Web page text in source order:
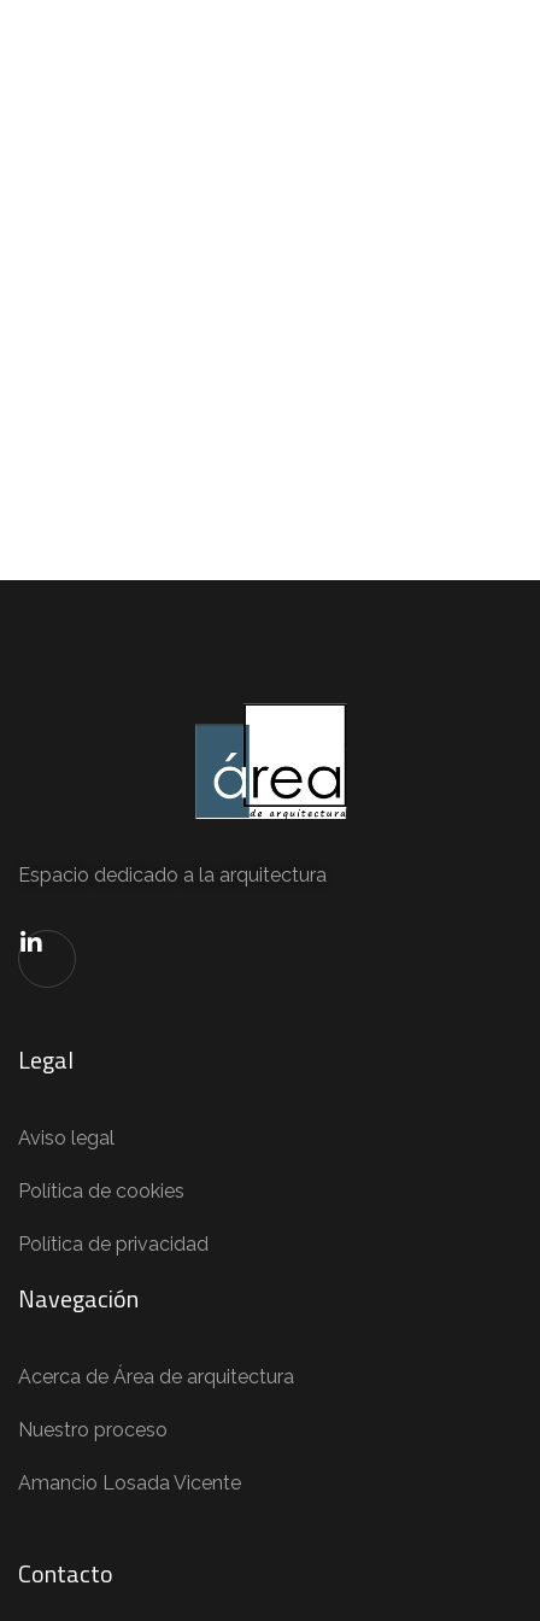
Espacio dedicado a la arquitectura
Legal
Aviso legal
Política de cookies
Política de privacidad
Navegación
Acerca de Área de arquitectura
Nuestro proceso
Amancio Losada Vicente
Contacto